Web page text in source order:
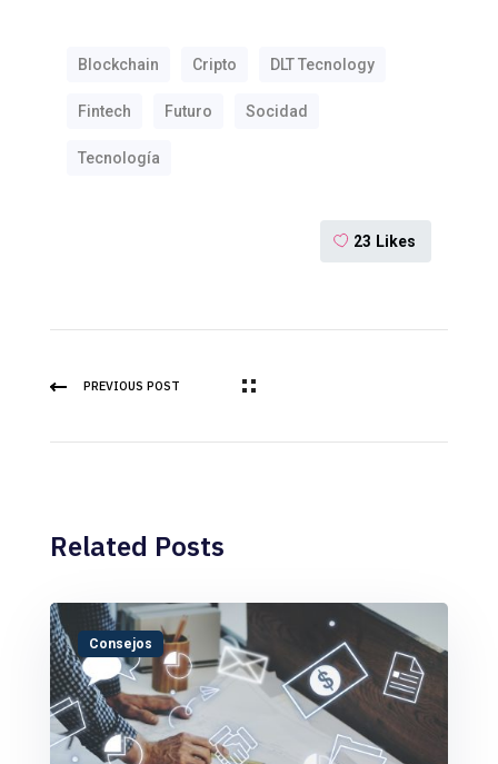
Blockchain Cripto DLT Tecnology
Fintech Futuro Socidad
Tecnología
23 Likes
PREVIOUS POST
Related Posts
Consejos